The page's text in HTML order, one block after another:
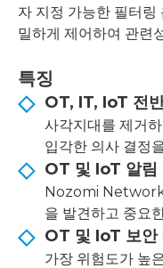
자 지정 가능한 필터링
밀하게 제어하여 관련
특징
OT, IT, IoT 전
사각지대를 제거
입각한 의사 결정
OT 및 IoT 알림
Nozomi
을 발견하고 중요
OT 및 IoT 보안
가장 위험도가 높